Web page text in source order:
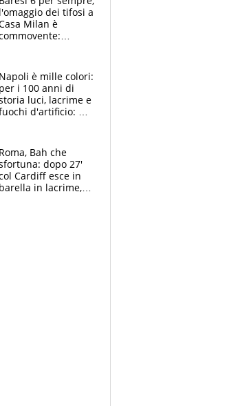
dall'affetto dei tifosi
l'omaggio dei tifosi a
Milan è
bigliettini
Napoli è mille colori:
per i 100 anni di
luci, lacrime e
d'artificio: De
Roma, Bah che
dopo 27'
Cardiff esce in
barella in lacrime,